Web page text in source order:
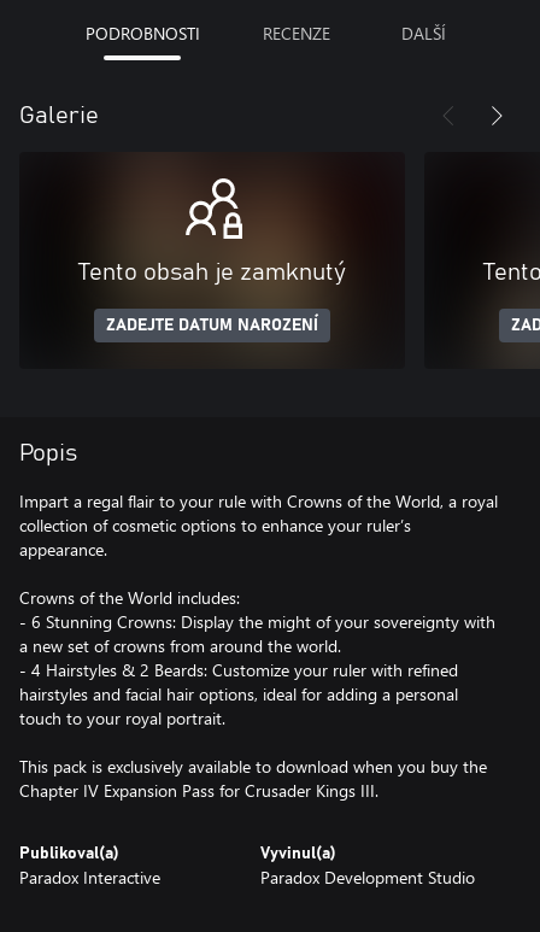
PODROBNOSTI RECENZE DALŠÍ
Galerie
Tento obsah je zamknutý
ZADEJTE DATUM NAROZENÍ
Popis
Impart a regal flair to your rule with Crowns of the World, a royal
collection of cosmetic options to enhance your ruler’s
appearance.
Crowns of the World includes:
- 6 Stunning Crowns: Display the might of your sovereignty with
a new set of crowns from around the world.
- 4 Hairstyles & 2 Beards: Customize your ruler with refined
hairstyles and facial hair options, ideal for adding a personal
touch to your royal portrait.
This pack is exclusively available to download when you buy the
Chapter IV Expansion Pass for Crusader Kings III.
Publikoval(a)
Paradox Interactive
Vyvinul(a)
Paradox Development Studio